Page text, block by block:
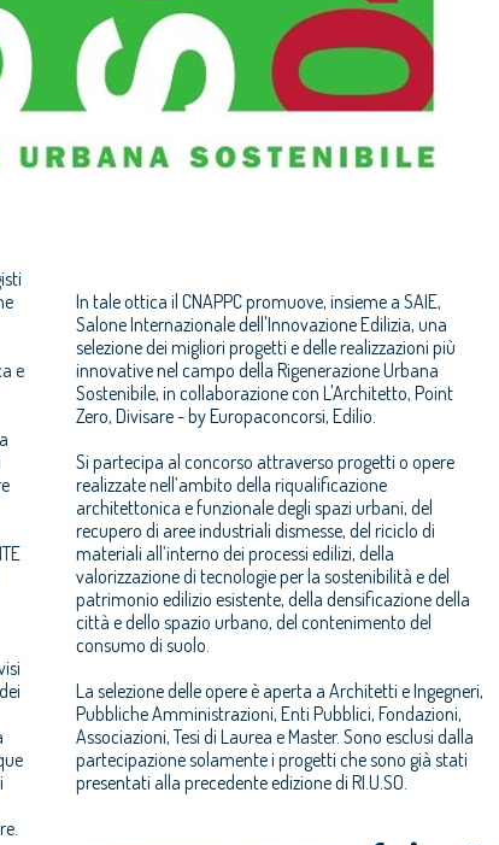
e
In tale ottica il CNAPPC promuove, insieme a SAIE,
Salone Internazionale dell'Innovazione Edilizia, una
selezione dei migliori progetti e delle realizzazioni più
innovative nel campo della Rigenerazione Urbana
Sostenibile, in collaborazione con L'Architetto, Point
Zero, Divisare - by Europaconcorsi, Edilio.
Si partecipa al concorso attraverso progetti o opere
realizzate nell’ambito della riqualificazione
architettonica e funzionale degli spazi urbani, del
recupero di aree industriali dismesse, del riciclo di
materiali all’interno dei processi edilizi, della
valorizzazione di tecnologie per la sostenibilità e del
patrimonio edilizio esistente, della densificazione della
città e dello spazio urbano, del contenimento del
consumo di suolo.
La selezione delle opere è aperta a Architetti e Ingegneri,
Pubbliche Amministrazioni, Enti Pubblici, Fondazioni,
Associazioni, Tesi di Laurea e Master. Sono esclusi dalla
partecipazione solamente i progetti che sono già stati
presentati alla precedente edizione di RI.U.SO.